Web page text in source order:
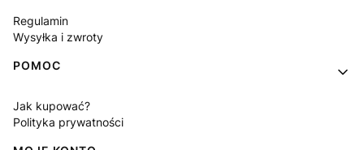
Regulamin
Wysyłka i zwroty
POMOC
Jak kupować?
Polityka prywatności